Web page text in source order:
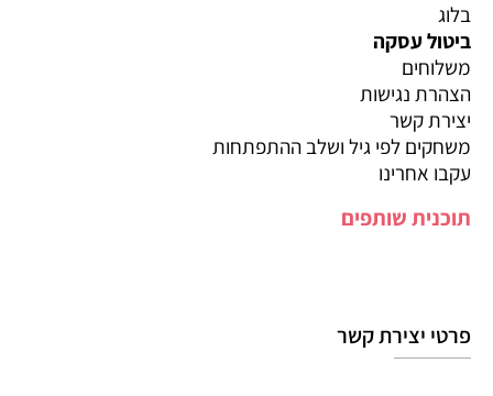
בלוג
ביטול עסקה
משלוחים
הצהרת נגישות
יצירת קשר
משחקים לפי גיל ושלב ההתפתחות
עקבו אחרינו
תוכנית שותפים
פרטי יצירת קשר